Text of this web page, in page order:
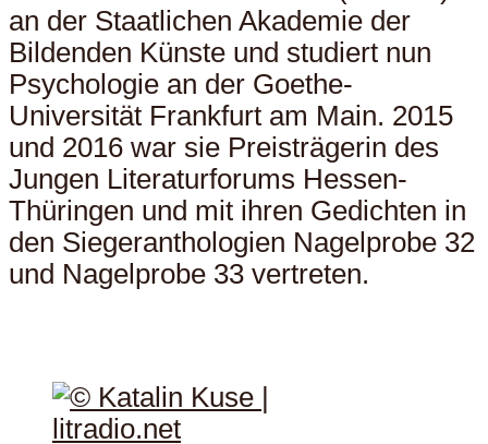
an der Staatlichen Akademie der
Bildenden Künste und studiert nun
Psychologie an der Goethe-
Universität Frankfurt am Main. 2015
und 2016 war sie Preisträgerin des
Jungen Literaturforums Hessen-
Thüringen und mit ihren Gedichten in
den Siegeranthologien Nagelprobe 32
und Nagelprobe 33 vertreten.